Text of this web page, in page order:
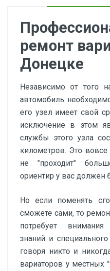
ремонт
Донецке
Независимо от того
автомобиль
его узел имеет свой
исключение в этом
службы этого узла
километров. Это вовсе
не "проходит"
ориентир у вас должен
Но если поменять
сможете сами, то
потребует
знаний и
говоря никто и
вариаторов у местных